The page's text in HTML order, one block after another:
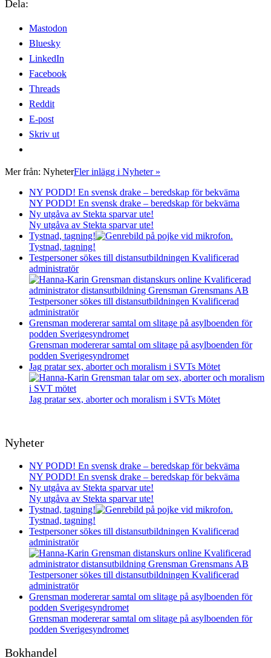
Dela:
Mastodon
Bluesky
LinkedIn
Facebook
Threads
Reddit
E-post
Skriv ut
Mer från: NyheterFler inlägg i Nyheter »
NY PODD! En svensk drake – beredskap för bekväma
NY PODD! En svensk drake – beredskap för bekväma
Ny utgåva av Stekta sparvar ute!
Ny utgåva av Stekta sparvar ute!
Tystnad, tagning!
Tystnad, tagning!
Testpersoner sökes till distansutbildningen Kvalificerad
administratör
Testpersoner sökes till distansutbildningen Kvalificerad
administratör
Grensman modererar samtal om slitage på asylboenden för
podden Sverigesyndromet
Grensman modererar samtal om slitage på asylboenden för
podden Sverigesyndromet
Jag pratar sex, aborter och moralism i SVTs Mötet
Jag pratar sex, aborter och moralism i SVTs Mötet
Nyheter
NY PODD! En svensk drake – beredskap för bekväma
NY PODD! En svensk drake – beredskap för bekväma
Ny utgåva av Stekta sparvar ute!
Ny utgåva av Stekta sparvar ute!
Tystnad, tagning!
Tystnad, tagning!
Testpersoner sökes till distansutbildningen Kvalificerad
administratör
Testpersoner sökes till distansutbildningen Kvalificerad
administratör
Grensman modererar samtal om slitage på asylboenden för
podden Sverigesyndromet
Grensman modererar samtal om slitage på asylboenden för
podden Sverigesyndromet
Bokhandel